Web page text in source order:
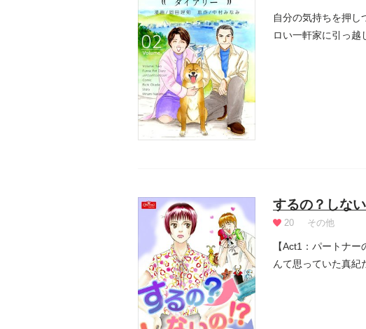
自分の気持ちを押し
ロい一軒家に引っ越
するの？しな
20 その他
【Act1：パートナ
んて思っていた真